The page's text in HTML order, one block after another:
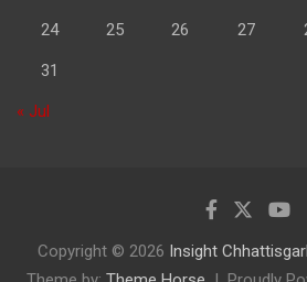
24 25 26 27
31
« Jul
Copyright © 2026 Insight